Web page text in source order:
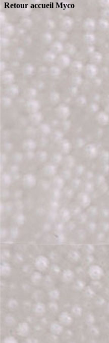
Retour accueil Myco